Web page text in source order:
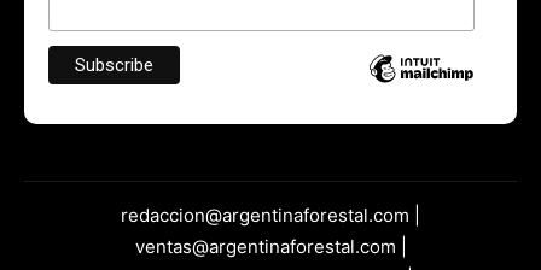
redaccion@argentinaforestal.com |
ventas@argentinaforestal.com |